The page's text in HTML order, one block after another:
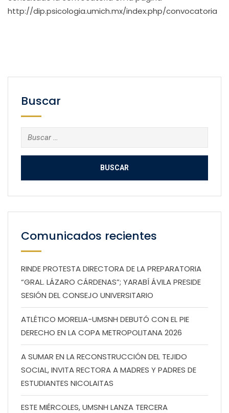
http://dip.psicologia.umich.mx/index.php/convocatoria
Buscar
Buscar:
Comunicados recientes
RINDE PROTESTA DIRECTORA DE LA PREPARATORIA
“GRAL. LÁZARO CÁRDENAS”; YARABÍ ÁVILA PRESIDE
SESIÓN DEL CONSEJO UNIVERSITARIO
ATLÉTICO MORELIA-UMSNH DEBUTÓ CON EL PIE
DERECHO EN LA COPA METROPOLITANA 2026
A SUMAR EN LA RECONSTRUCCIÓN DEL TEJIDO
SOCIAL, INVITA RECTORA A MADRES Y PADRES DE
ESTUDIANTES NICOLAITAS
ESTE MIÉRCOLES, UMSNH LANZA TERCERA